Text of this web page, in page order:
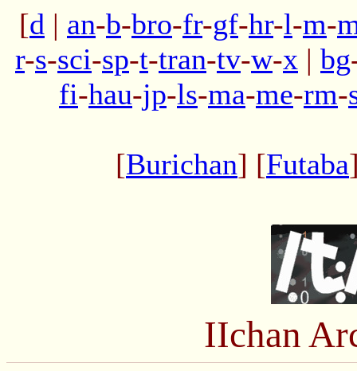
[d | an-b-bro-fr-gf-hr-l-m-
r-s-sci-sp-t-tran-tv-w-x | bg
fi-hau-jp-ls-ma-me-rm-
[Burichan] [Futaba
IIchan